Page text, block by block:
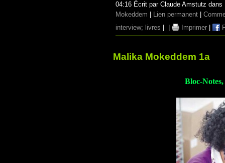
04:16 Écrit par Claude Amstutz dans
Mokeddem
Lien permanent
interview; livres
Imprimer
Malika Mokeddem 1a
Bloc-